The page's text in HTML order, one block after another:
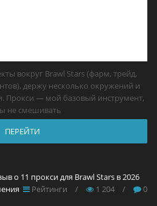
вокруг Brawl Stars (фарм, трейд,
держу несколько окружений и
Прокси — мой базовый инструмент,
не смешивать
ПЕРЕЙТИ
о 11 прокси для Brawl Stars в 2026
Рейтинги / 1 204 / 0